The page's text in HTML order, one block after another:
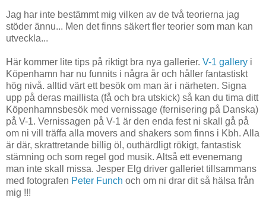
Jag har inte bestämmt mig vilken av de två teorierna jag
stöder ännu... Men det finns säkert fler teorier som man kan
utveckla...
Här kommer lite tips på riktigt bra nya gallerier. V-1 gallery i
Köpenhamn har nu funnits i några år och håller fantastiskt
hög nivå. alltid värt ett besök om man är i närheten. Signa
upp på deras maillista (få och bra utskick) så kan du tima ditt
Köpenhamnsbesök med vernissage (fernisering på Danska)
på V-1. Vernissagen på V-1 är den enda fest ni skall gå på
om ni vill träffa alla movers and shakers som finns i Kbh. Alla
är där, skrattretande billig öl, outhärdligt rökigt, fantastisk
stämning och som regel god musik. Altså ett evenemang
man inte skall missa. Jesper Elg driver galleriet tillsammans
med fotografen Peter Funch och om ni drar dit så hälsa från
mig !!!